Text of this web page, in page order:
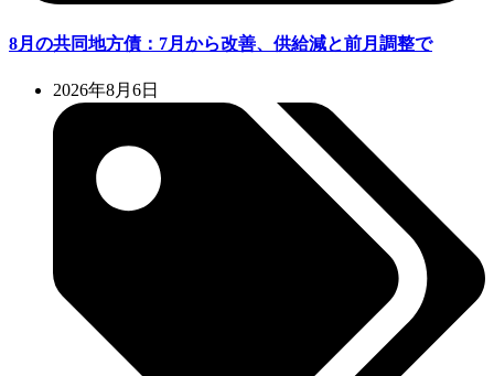
8月の共同地方債：7月から改善、供給減と前月調整で
2026年8月6日